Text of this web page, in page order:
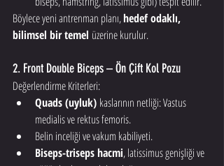
Böylece yeni antrenman planı, hedef odaklı,
bilimsel bir temel üzerine kurulur.
2. Front Double Biceps – Ön Çift Kol Pozu
Değerlendirme Kriterleri:
Quads (uyluk) kaslarının netliği: Vastus
medialis ve rektus femoris.
Belin inceliği ve vakum kabiliyeti.
Biseps-triseps hacmi, latissimus genişliği ve